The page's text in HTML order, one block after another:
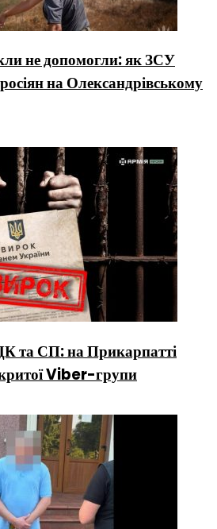
не допомогли: як ЗСУ
на Олександрівському
та СП: на Прикарпатті
Viber-групи